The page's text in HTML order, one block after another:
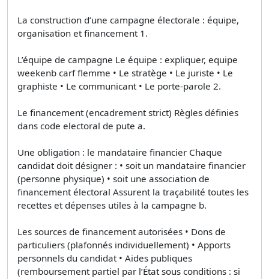
La construction d’une campagne électorale : équipe,
organisation et financement 1.
L’équipe de campagne Le équipe : expliquer, equipe
weekenb carf flemme • Le stratège • Le juriste • Le
graphiste • Le communicant • Le porte-parole 2.
Le financement (encadrement strict) Règles définies
dans code electoral de pute a.
Une obligation : le mandataire financier Chaque
candidat doit désigner : • soit un mandataire financier
(personne physique) • soit une association de
financement électoral Assurent la traçabilité toutes les
recettes et dépenses utiles à la campagne b.
Les sources de financement autorisées • Dons de
particuliers (plafonnés individuellement) • Apports
personnels du candidat • Aides publiques
(remboursement partiel par l’État sous conditions : si